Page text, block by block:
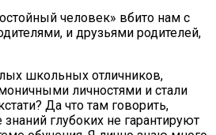
человек» вбито нам с
и друзьями родителей,
школьных отличников,
личностями и стали
Да что там говорить,
глубоких не гарантируют